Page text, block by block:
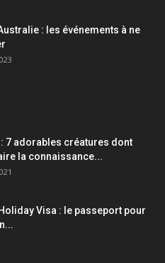
: les événements à ne
7 adorables créatures dont
la connaissance...
Visa : le passeport pour